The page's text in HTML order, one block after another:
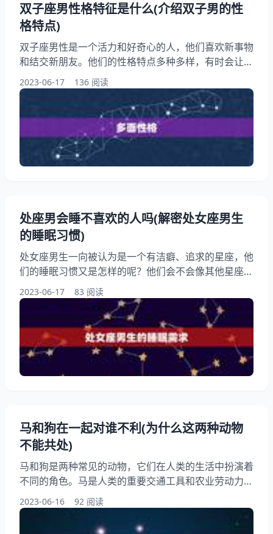
双子座男性格特征是什么(介绍双子男的性
格特点)
双子座男性是一个活力和好奇心的人，他们喜欢新事物
和结交新朋友。他们的性格特点多种多样，有时会让人
感到难以捉摸。我们将详细讨论双子座男性的性格特
征，帮助你更好地了解他们。 一、多面性格 双子座男
性的性格特点多种多样，他们往往具有多面性格。他们
可以在不同的场合中表现出不同的性格特点，让人感到
难以捉摸。有时候他们会表现得很开朗、幽默，有时候
又会变得沉默寡言。这种多面性格让人很难了解他们的
真实想法和情感
2023-06-17 136 阅读
处座男会睡不喜欢的人吗(解密处女座男生
的睡眠习惯)
处女座男生一向被认为是一个有洁癖、追求的星座，他
们的睡眠习惯又是怎样的呢？他们会不会像其他星座一
样容易入睡，或者喜欢熬夜呢？本文将为大家介绍处女
座男生的睡眠习惯，让我们一起来了解一下吧！ 一、
处女座男生的睡眠需求 处女座男生通常需要7-8小时的
睡眠时间，他们非常注重睡眠的质量和环境。他们喜欢
在安静、整洁、舒适的环境下入睡，因为这样可以让他
们更好地放松身心，进入详细睡眠。 二、处女座男生
的睡眠习惯
2023-06-17 83 阅读
马和狗在一起对谁不利(为什么这两种动物
不能共处)
马和狗是两种常见的动物，它们在人类的生活中扮演着
不同的角色。马是人类的重要交通工具和农业劳动力，
而狗则是人类的忠实伙伴和宠物。这两种动物在一起却
会产生一些问题。为什么马和狗不能共处？本文将从生
物学、行为学和环境等多个角度进行分析，讨论这个问
2023-06-16 92 阅读